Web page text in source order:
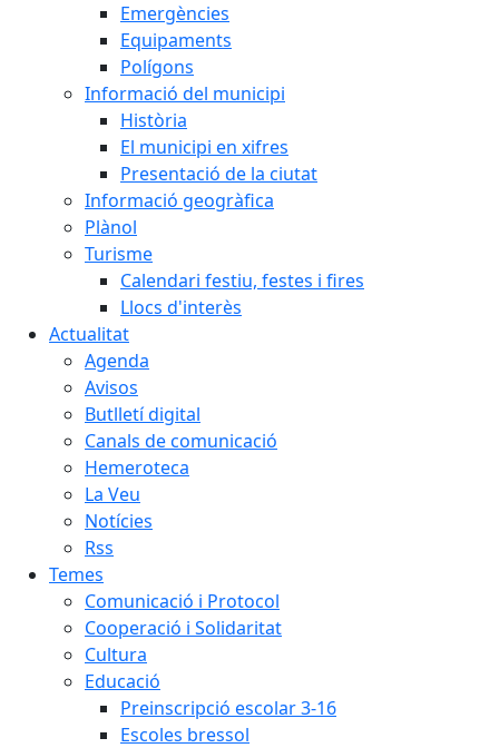
Emergències
Equipaments
Polígons
Informació del municipi
Història
El municipi en xifres
Presentació de la ciutat
Informació geogràfica
Plànol
Turisme
Calendari festiu, festes i fires
Llocs d'interès
Actualitat
Agenda
Avisos
Butlletí digital
Canals de comunicació
Hemeroteca
La Veu
Notícies
Rss
Temes
Comunicació i Protocol
Cooperació i Solidaritat
Cultura
Educació
Preinscripció escolar 3-16
Escoles bressol